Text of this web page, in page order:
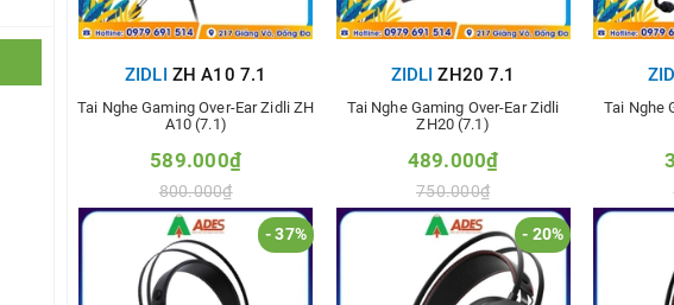
ZIDLI ZH A10 7.1
Tai Nghe Gaming Over-Ear Zidli ZH
A10 (7.1)
589.000₫
800.000₫
Thêm vào so sánh
ZIDLI ZH20 7.1
Tai Nghe Gaming Over-Ear Zidli
ZH20 (7.1)
489.000₫
750.000₫
Thêm vào so sánh
Tai Nghe
- 37% - 20%